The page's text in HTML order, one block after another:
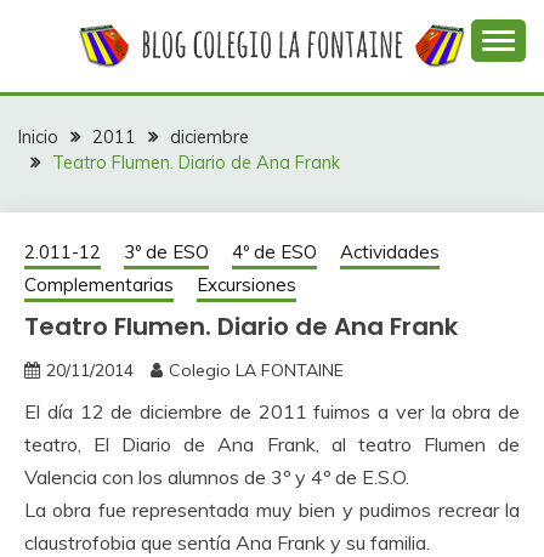
COLEGIO LA
FONTAINE
colegio La Fontaine
Inicio 2011
diciembre
Teatro Flumen. Diario de Ana Frank
2.011-12 3º de ESO 4º de ESO
Actividades
Complementarias
Excursiones
Teatro Flumen. Diario de Ana Frank
20/11/2014 Colegio LA FONTAINE
El día 12 de diciembre de 2011 fuimos a ver la obra de
teatro, El Diario de Ana Frank, al teatro Flumen de
Valencia con los alumnos de 3º y 4º de E.S.O.
La obra fue representada muy bien y pudimos recrear la
claustrofobia que sentía Ana Frank y su familia.